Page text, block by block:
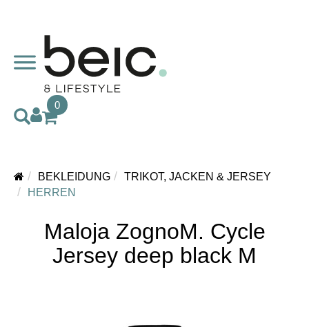
0
BEKLEIDUNG
TRIKOT, JACKEN & JERSEY
HERREN
Maloja ZognoM. Cycle
Jersey deep black M